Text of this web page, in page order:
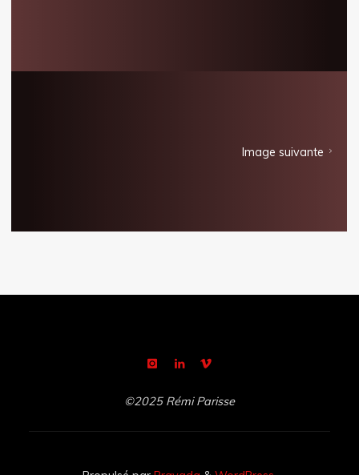
Image suivante
©2025 Rémi Parisse